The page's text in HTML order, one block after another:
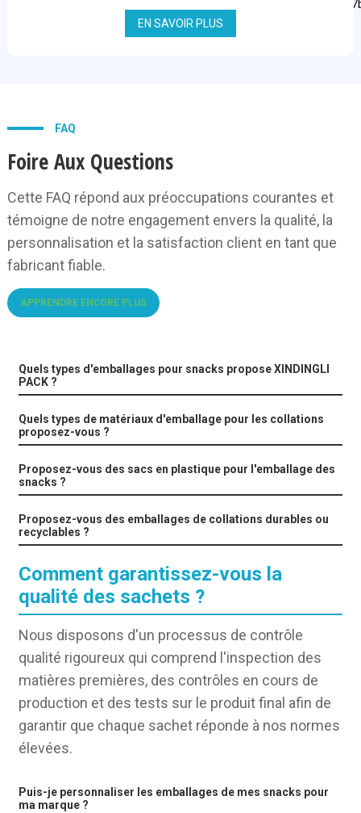
EN SAVOIR PLUS
FAQ
Foire Aux Questions
Cette FAQ répond aux préoccupations courantes et
témoigne de notre engagement envers la qualité, la
personnalisation et la satisfaction client en tant que
fabricant fiable.
APPRENDRE ENCORE PLUS
Quels types d'emballages pour snacks propose XINDINGLI
PACK ?
Quels types de matériaux d'emballage pour les collations
proposez-vous ?
Proposez-vous des sacs en plastique pour l'emballage des
snacks ?
Proposez-vous des emballages de collations durables ou
recyclables ?
Comment garantissez-vous la
qualité des sachets ?
Nous disposons d'un processus de contrôle
qualité rigoureux qui comprend l'inspection des
matières premières, des contrôles en cours de
production et des tests sur le produit final afin de
garantir que chaque sachet réponde à nos normes
élevées.
Puis-je personnaliser les emballages de mes snacks pour
ma marque ?